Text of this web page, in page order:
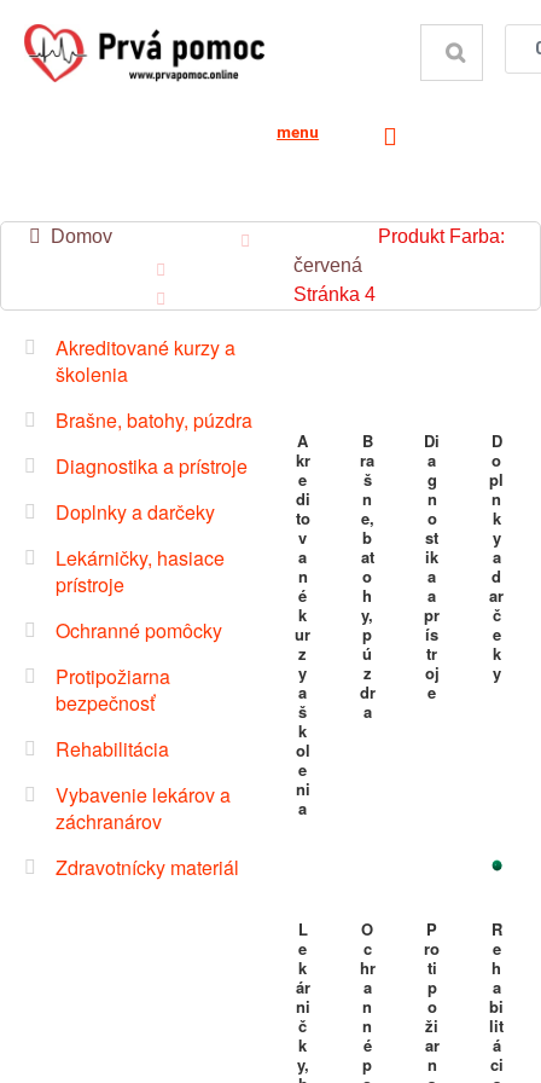
menu
Domov
Produkt Farba:
červená
Stránka 4
Akreditované kurzy a
školenia
Brašne, batohy, púzdra
Diagnostika a prístroje
Doplnky a darčeky
Lekárničky, hasiace
prístroje
Ochranné pomôcky
Protipožiarna
bezpečnosť
Rehabilitácia
Vybavenie lekárov a
záchranárov
Zdravotnícky materiál
A
kr
e
di
to
v
a
n
é
k
ur
z
y
a
š
k
ol
e
ni
a
B
ra
š
n
e,
b
at
o
h
y,
p
ú
z
dr
a
Di
a
g
n
o
st
ik
a
a
pr
ís
tr
oj
e
D
o
pl
n
k
y
a
d
ar
č
e
k
y
L
e
k
ár
ni
č
k
y,
O
c
hr
a
n
n
é
p
P
ro
ti
p
o
ži
ar
n
R
e
h
a
bi
lit
á
ci